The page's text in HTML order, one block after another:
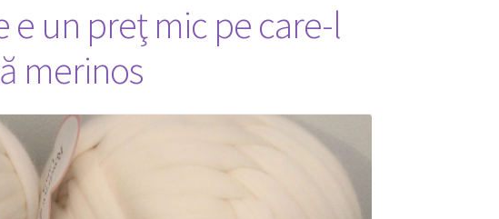
e un preţ mic pe care-l
merinos